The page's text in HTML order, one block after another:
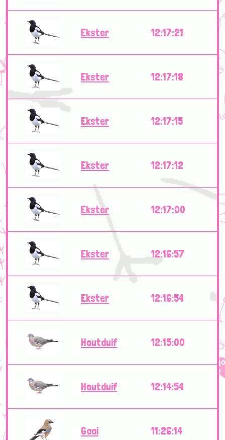
Ekster 12:17:21
Ekster 12:17:18
Ekster 12:17:15
Ekster 12:17:12
Ekster 12:17:00
Ekster 12:16:57
Ekster 12:16:54
Houtduif 12:15:00
Houtduif 12:14:54
Gaai 11:26:14